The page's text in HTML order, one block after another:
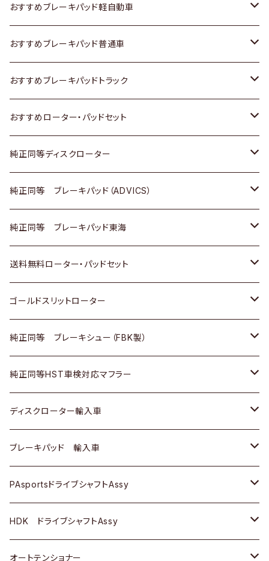
スズキ
日産
いすゞ
ダイハツ
マツダ
三菱
スバル
日野
三菱ふそう
ＢＭＷ
ホンダ
スズキ
日産
いすゞ
ダイハツ
マツダ
三菱
日野
三菱ふそう
トヨタ
スズキ
日産
いすゞ
ダイハツ
三菱
日野
三菱ふそう
その他
おすすめブレーキパッド軽自動車
トヨタ
ホンダ
スズキ
日産
ダイハツ
マツダ
三菱
スバル
おすすめブレーキパッド普通車
トヨタ
ホンダ
スズキ
日産
いすゞ
ダイハツ
マツダ
三菱
スバル
おすすめブレーキパッドトラック
トヨタ
日産
いすゞ
ダイハツ
マツダ
三菱
おすすめローター・パッドセット
トヨタ
ホンダ
スズキ
日産
ダイハツ
マツダ
三菱
スバル
純正同等ディスクローター
トヨタ
ホンダ
スズキ
日産
いすゞ
ダイハツ
マツダ
三菱
スバル
ＢＥＮＺ
純正同等 ブレーキパッド（ADVICS）
トヨタ
ホンダ
スズキ
日産
ダイハツ
マツダ
三菱
スバル
純正同等 ブレーキパッド東海
トヨタ
ホンダ
日産
いすゞ
ダイハツ
マツダ
三菱
スバル
送料無料ローター・パッドセット
トヨタ
ホンダ
スズキ
日産
ダイハツ
マツダ
三菱
スバル
ゴールドスリットローター
トヨタ
ホンダ
スズキ
日産
ダイハツ
マツダ
三菱
純正同等 ブレーキシュー（FBK製）
ホンダ
スズキ
日産
ダイハツ
マツダ
三菱
純正同等HST車検対応マフラー
トヨタ
ホンダ
スズキ
日産
いすゞ
ディスクローター輸入車
ＡＵＤＩ
ＢＥＮＺ
ＢＭＷ
GOLF
ブレーキパッド 輸入車
ＢＥＮＺ
ＢＭＷ
ＷＡＧＥＮ
PAsportsドライブシャフトAssy
トヨタ
ホンダ
HDK ドライブシャフトAssy
スズキ
オートテンショナー